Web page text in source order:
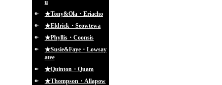
u
★Tony&Ola・Eriacho
★Eldrick・Seowtewa
★Phyllis・Coonsis
★Susie&Faye・Lowsay
atee
★Quinton・Quam
★Thompson・Allapow